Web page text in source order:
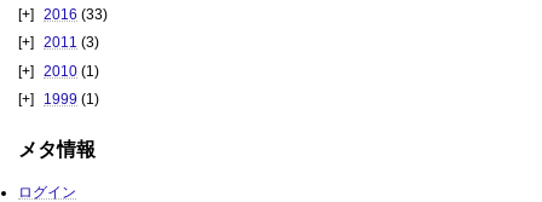
2016 (33)
2011 (3)
2010 (1)
1999 (1)
メタ情報
ログイン